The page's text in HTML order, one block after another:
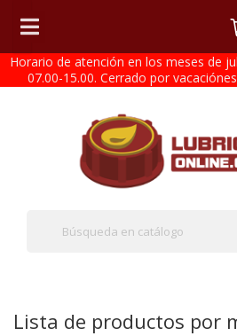
Horario de atención en los meses de
07.00-15.00. Cerrado por
Lista de productos por